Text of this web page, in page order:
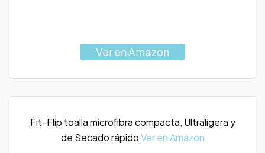
Ver en Amazon
Fit-Flip toalla microfibra compacta, Ultraligera y
de Secado rápidoVer en Amazon